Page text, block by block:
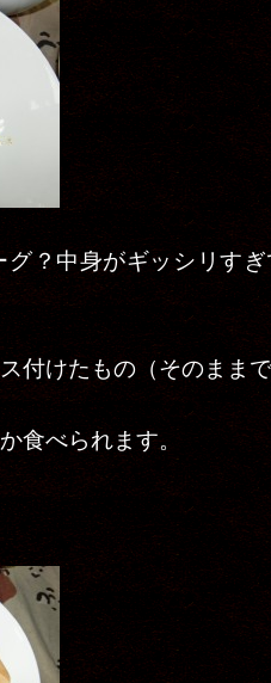
グ？中身がギッシリす
付けたもの（そのまま
食べられます。